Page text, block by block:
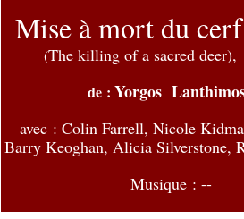
Mise à mort du
(The killing of a sacred deer),
de : Yorgos
avec : Colin Farrell, Nicole
Barry Keoghan, Alicia Silverstone,
Musique : --